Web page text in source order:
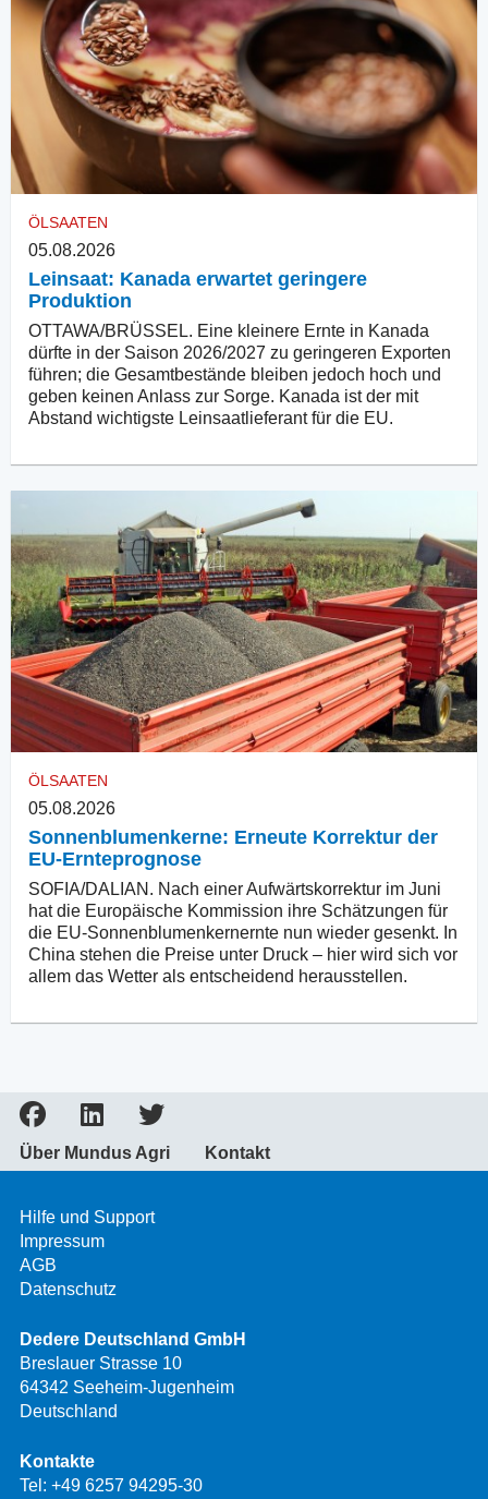
ÖLSAATEN
05.08.2026
Leinsaat: Kanada erwartet geringere
Produktion
OTTAWA/BRÜSSEL. Eine kleinere Ernte in Kanada
dürfte in der Saison 2026/2027 zu geringeren Exporten
führen; die Gesamtbestände bleiben jedoch hoch und
geben keinen Anlass zur Sorge. Kanada ist der mit
Abstand wichtigste Leinsaatlieferant für die EU.
ÖLSAATEN
05.08.2026
Sonnenblumenkerne: Erneute Korrektur der
EU-Ernteprognose
SOFIA/DALIAN. Nach einer Aufwärtskorrektur im Juni
hat die Europäische Kommission ihre Schätzungen für
die EU-Sonnenblumenkernernte nun wieder gesenkt. In
China stehen die Preise unter Druck – hier wird sich vor
allem das Wetter als entscheidend herausstellen.
Über Mundus Agri Kontakt
Hilfe und Support
Impressum
AGB
Datenschutz
Dedere Deutschland GmbH
Breslauer Strasse 10
64342 Seeheim-Jugenheim
Deutschland
Kontakte
Tel: +49 6257 94295-30